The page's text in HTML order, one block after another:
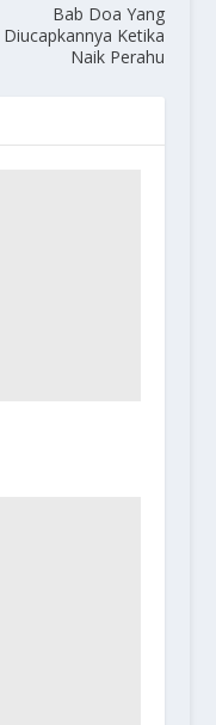
Bab Doa Yang
Diucapkannya Ketika
Naik Perahu